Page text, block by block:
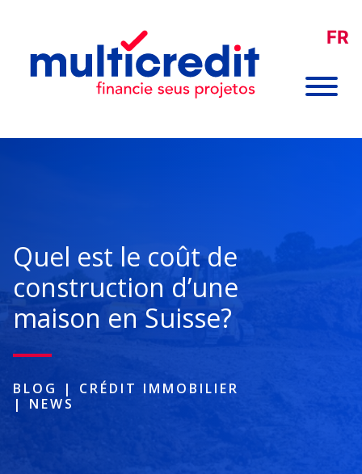
FR
Quel est le coût de
construction d’une
maison en Suisse?
BLOG | CRÉDIT IMMOBILIER
| NEWS